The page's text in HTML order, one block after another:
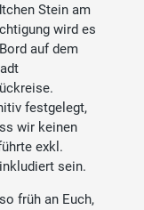
Stein am
wird es
auf dem
festgelegt,
wir keinen
exkl.
sein.
früh an Euch,